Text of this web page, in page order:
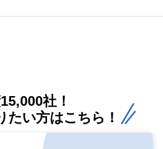
社！
たい方はこちら！